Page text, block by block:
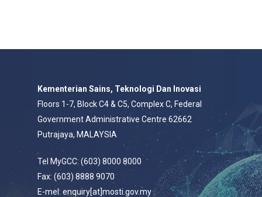
Kementerian Sains, Teknologi Dan Inovasi
Floors 1-7, Block C4 & C5, Complex C, Federal
Government Administrative Centre 62662
Putrajaya, MALAYSIA
Tel MyGCC: (603) 8000 8000
Fax: (603) 8888 9070
E-mel: enquiry[at]mosti.gov.my